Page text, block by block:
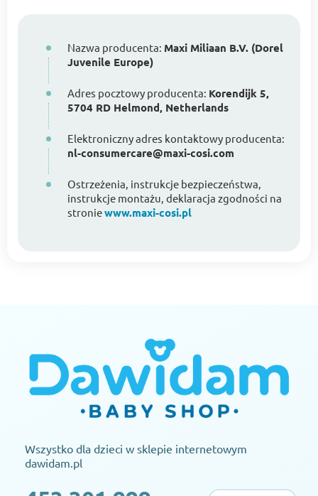
Nazwa producenta: Maxi Miliaan B.V. (Dorel
Juvenile Europe)
Adres pocztowy producenta: Korendijk 5,
5704 RD Helmond, Netherlands
Elektroniczny adres kontaktowy producenta:
nl-consumercare@maxi-cosi.com
Ostrzeżenia, instrukcje bezpieczeństwa,
instrukcje montażu, deklaracja zgodności na
stroniewww.maxi-cosi.pl
Wszystko dla dzieci w sklepie internetowym
dawidam.pl